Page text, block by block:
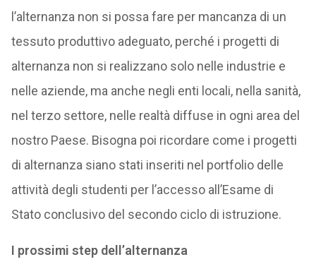
l’alternanza non si possa fare per mancanza di un
tessuto produttivo adeguato, perché i progetti di
alternanza non si realizzano solo nelle industrie e
nelle aziende, ma anche negli enti locali, nella sanità,
nel terzo settore, nelle realtà diffuse in ogni area del
nostro Paese. Bisogna poi ricordare come i progetti
di alternanza siano stati inseriti nel portfolio delle
attività degli studenti per l’accesso all’Esame di
Stato conclusivo del secondo ciclo di istruzione.
I prossimi step dell’alternanza